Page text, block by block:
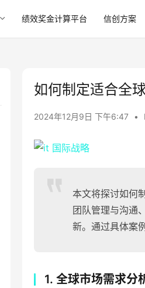
绩效奖金计算平台 信创方案
如何制定适合全
2024年12月9日 下午6:47 •
本文将探讨如何
团队管理与沟通
新。通过具体案
1. 全球市场需求分